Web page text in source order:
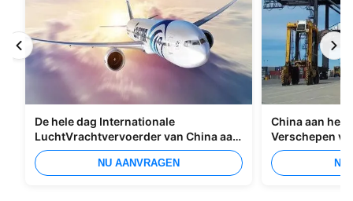
De hele dag Internationale
LuchtVrachtvervoerder van China aan
Manilla
NU AANVRAGEN
China aan het
Verschepen
Overzees
NU